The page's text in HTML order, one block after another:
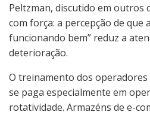
Peltzman, discutido em outros
com força: a percepção de que
funcionando bem” reduz a
deterioração.
O treinamento dos
se paga especialmente em
rotatividade. Armazéns de e-